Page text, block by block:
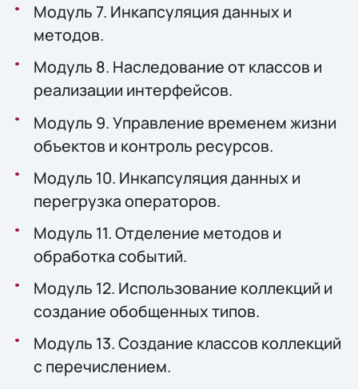
Модуль 7. Инкапсуляция данных и
методов.
Модуль 8. Наследование от классов и
реализации интерфейсов.
Модуль 9. Управление временем жизни
объектов и контроль ресурсов.
Модуль 10. Инкапсуляция данных и
перегрузка операторов.
Модуль 11. Отделение методов и
обработка событий.
Модуль 12. Использование коллекций и
создание обобщенных типов.
Модуль 13. Создание классов коллекций
с перечислением.